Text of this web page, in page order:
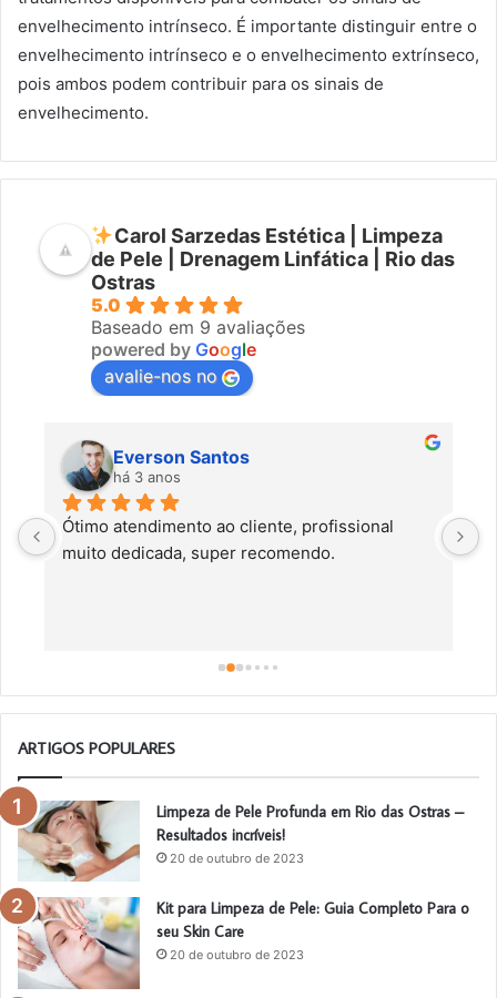
envelhecimento intrínseco. É importante distinguir entre o
envelhecimento intrínseco e o envelhecimento extrínseco,
pois ambos podem contribuir para os sinais de
envelhecimento.
Carol Sarzedas Estética | Limpeza
de Pele | Drenagem Linfática | Rio das
Ostras
5.0
Baseado em 9 avaliações
powered by Google
avalie-nos no
Everson Santos
há 3 anos
Ótimo atendimento ao cliente, profissional
muito dedicada, super recomendo.
ARTIGOS POPULARES
Limpeza de Pele Profunda em Rio das Ostras –
Resultados incríveis!
20 de outubro de 2023
Kit para Limpeza de Pele: Guia Completo Para o
seu Skin Care
20 de outubro de 2023